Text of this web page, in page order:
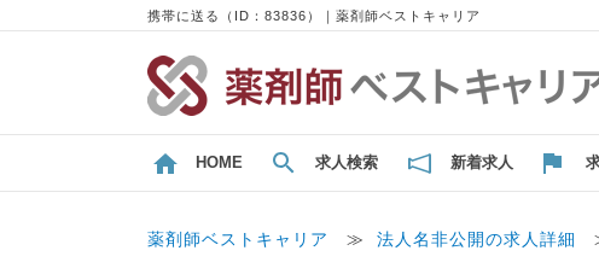
携帯に送る（ID：83836）｜薬剤師ベストキャリア
HOME 求人検索 新着求人
薬剤師ベストキャリア ≫ 法人名非公開の求人詳細